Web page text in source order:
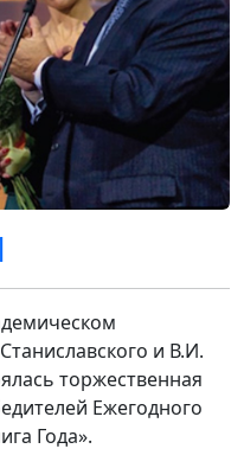
и В.И.
торжественная
Ежегодного
Года».